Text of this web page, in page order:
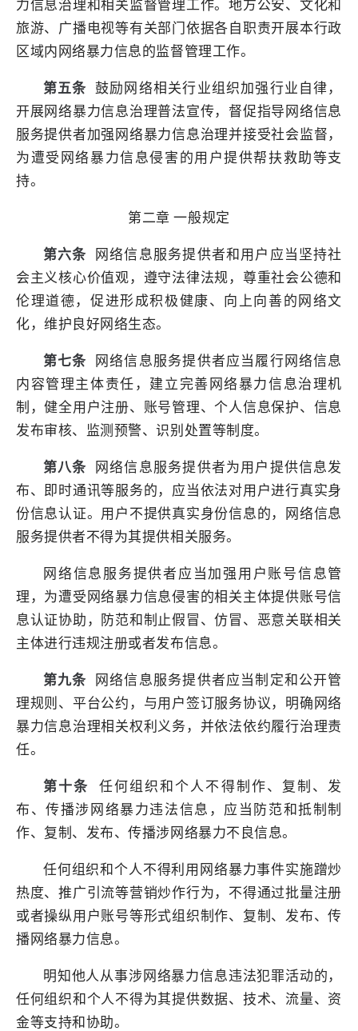
力信息治理和相关监督管理工作。地方公安、文化和
旅游、广播电视等有关部门依据各自职责开展本行政
区域内网络暴力信息的监督管理工作。
第五条 鼓励网络相关行业组织加强行业自律，
开展网络暴力信息治理普法宣传，督促指导网络信息
服务提供者加强网络暴力信息治理并接受社会监督，
为遭受网络暴力信息侵害的用户提供帮扶救助等支
持。
第二章 一般规定
第六条 网络信息服务提供者和用户应当坚持社
会主义核心价值观，遵守法律法规，尊重社会公德和
伦理道德，促进形成积极健康、向上向善的网络文
化，维护良好网络生态。
第七条 网络信息服务提供者应当履行网络信息
内容管理主体责任，建立完善网络暴力信息治理机
制，健全用户注册、账号管理、个人信息保护、信息
发布审核、监测预警、识别处置等制度。
第八条 网络信息服务提供者为用户提供信息发
布、即时通讯等服务的，应当依法对用户进行真实身
份信息认证。用户不提供真实身份信息的，网络信息
服务提供者不得为其提供相关服务。
网络信息服务提供者应当加强用户账号信息管
理，为遭受网络暴力信息侵害的相关主体提供账号信
息认证协助，防范和制止假冒、仿冒、恶意关联相关
主体进行违规注册或者发布信息。
第九条 网络信息服务提供者应当制定和公开管
理规则、平台公约，与用户签订服务协议，明确网络
暴力信息治理相关权利义务，并依法依约履行治理责
任。
第十条 任何组织和个人不得制作、复制、发
布、传播涉网络暴力违法信息，应当防范和抵制制
作、复制、发布、传播涉网络暴力不良信息。
任何组织和个人不得利用网络暴力事件实施蹭炒
热度、推广引流等营销炒作行为，不得通过批量注册
或者操纵用户账号等形式组织制作、复制、发布、传
播网络暴力信息。
明知他人从事涉网络暴力信息违法犯罪活动的，
任何组织和个人不得为其提供数据、技术、流量、资
金等支持和协助。